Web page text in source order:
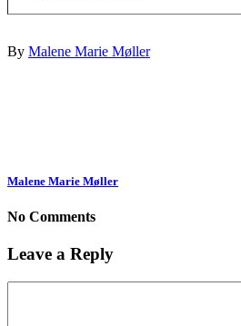
By Malene Marie Møller
Malene Marie Møller
No Comments
Leave a Reply